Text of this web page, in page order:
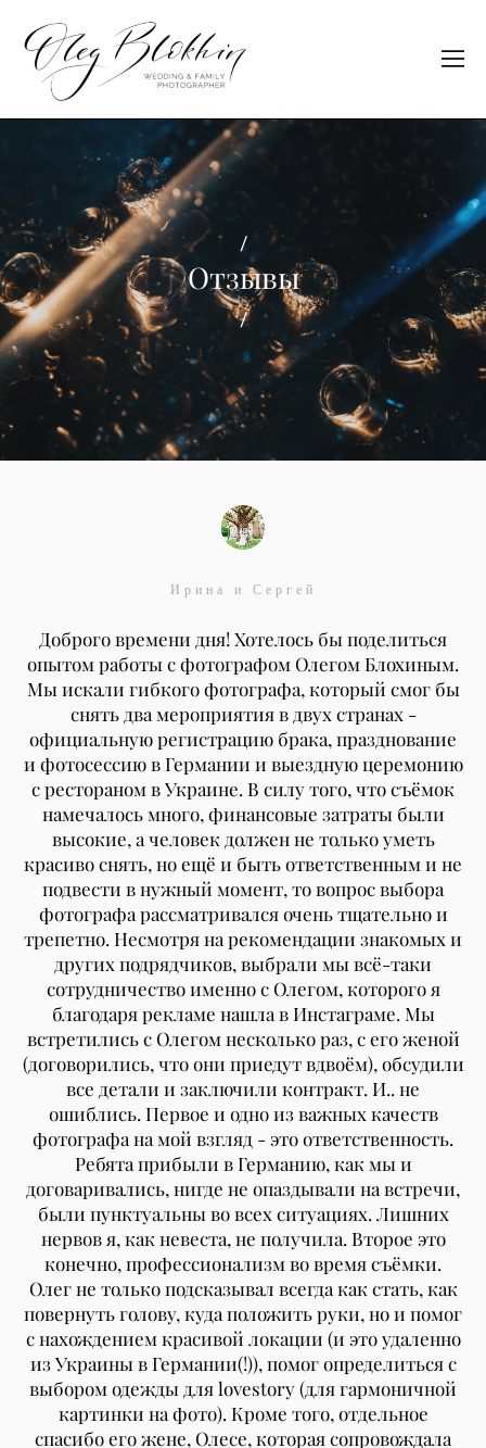
/
Отзывы
/
Ирина и Сергей
Доброго времени дня! Хотелось бы поделиться
опытом работы с фотографом Олегом Блохиным.
Мы искали гибкого фотографа, который смог бы
снять два мероприятия в двух странах -
официальную регистрацию брака, празднование
и фотосессию в Германии и выездную церемонию
с рестораном в Украине. В силу того, что съёмок
намечалось много, финансовые затраты были
высокие, а человек должен не только уметь
красиво снять, но ещё и быть ответственным и не
подвести в нужный момент, то вопрос выбора
фотографа рассматривался очень тщательно и
трепетно. Несмотря на рекомендации знакомых и
других подрядчиков, выбрали мы всё-таки
сотрудничество именно с Олегом, которого я
благодаря рекламе нашла в Инстаграме. Мы
встретились с Олегом несколько раз, с его женой
(договорились, что они приедут вдвоём), обсудили
все детали и заключили контракт. И.. не
ошиблись. Первое и одно из важных качеств
фотографа на мой взгляд - это ответственность.
Ребята прибыли в Германию, как мы и
договаривались, нигде не опаздывали на встречи,
были пунктуальны во всех ситуациях. Лишних
нервов я, как невеста, не получила. Второе это
конечно, профессионализм во время съёмки.
Олег не только подсказывал всегда как стать, как
повернуть голову, куда положить руки, но и помог
с нахождением красивой локации (и это удаленно
из Украины в Германии(!)), помог определиться с
выбором одежды для lovestory (для гармоничной
картинки на фото). Кроме того, отдельное
спасибо его жене, Олесе, которая сопровождала